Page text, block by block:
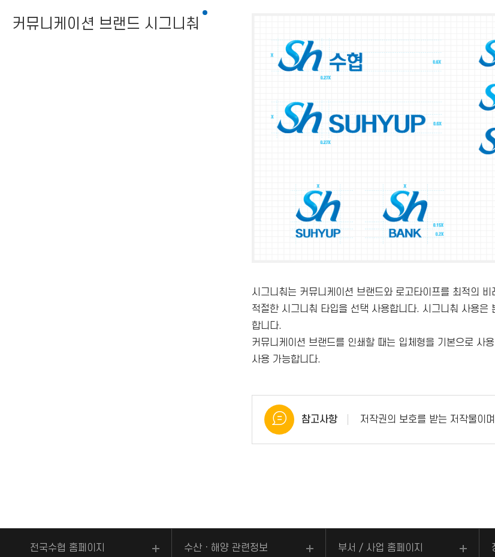
커뮤니케이션 브랜드 시그니춰
시그니춰는 커뮤니케이션 브랜드와 로고타이프를 최적의
적절한 시그니춰 타입을 선택 사용합니다. 시그니춰 사용
합니다.
커뮤니케이션 브랜드를 인쇄할 때는 입체형을 기본으로 사
사용 가능합니다.
참고사항 저작권의 보호를 받는 저작물이
전국수협 홈페이지 수산ㆍ해양 관련정보 부서 / 사업 홈페이지